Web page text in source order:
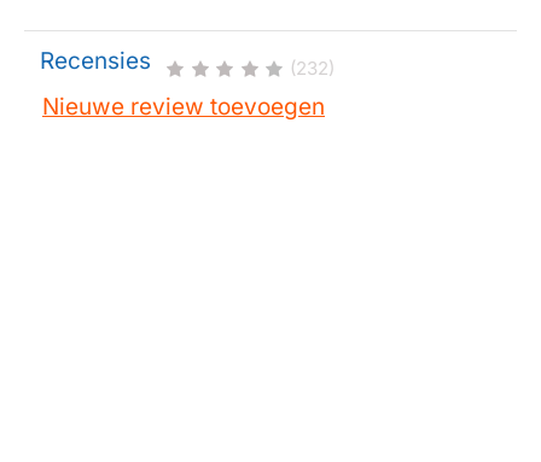
Recensies (232)
Nieuwe review toevoegen